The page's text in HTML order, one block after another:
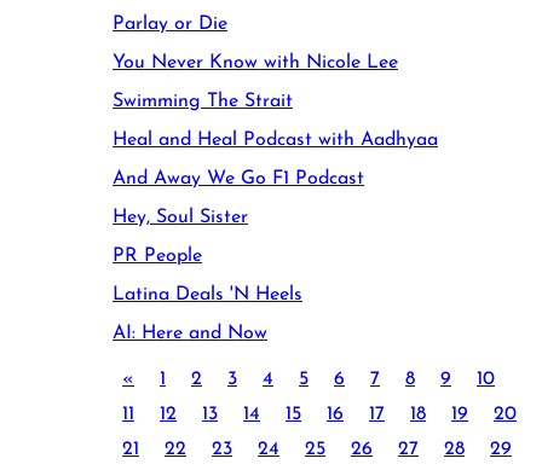
Parlay or Die
You Never Know with Nicole Lee
Swimming The Strait
Heal and Heal Podcast with Aadhyaa
And Away We Go F1 Podcast
Hey, Soul Sister
PR People
Latina Deals 'N Heels
AI: Here and Now
« 1 2 3 4 5 6 7 8 9
10
11
12 13 14 15 16 17 18 19
20
21
22 23 24 25 26 27 28
29